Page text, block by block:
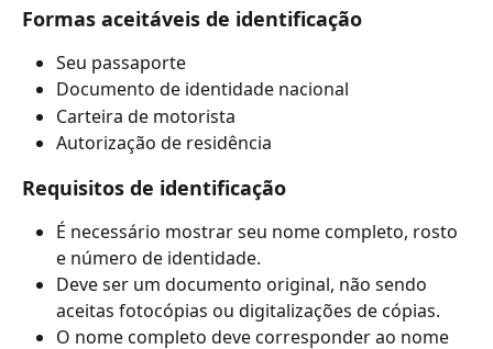
Formas aceitáveis de identificação
Seu passaporte
Documento de identidade nacional
Carteira de motorista
Autorização de residência
Requisitos de identificação
É necessário mostrar seu nome completo, rosto
e número de identidade.
Deve ser um documento original, não sendo
aceitas fotocópias ou digitalizações de cópias.
O nome completo deve corresponder ao nome